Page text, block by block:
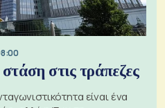
στις τράπεζες
είναι ένα